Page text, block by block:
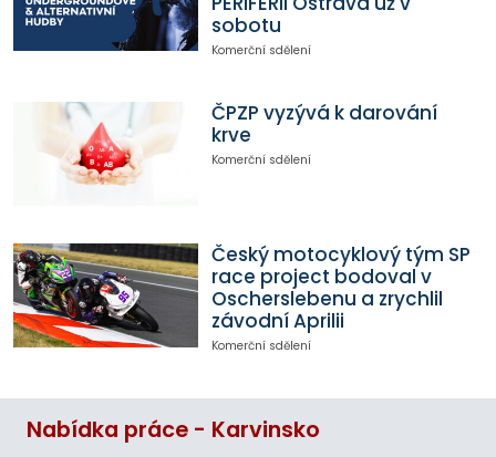
sobotu
Komerční sdělení
ČPZP vyzývá k darování
krve
Komerční sdělení
Český motocyklový tým SP
race project bodoval v
Oscherslebenu a zrychlil
závodní Aprilii
Komerční sdělení
Nabídka práce - Karvinsko